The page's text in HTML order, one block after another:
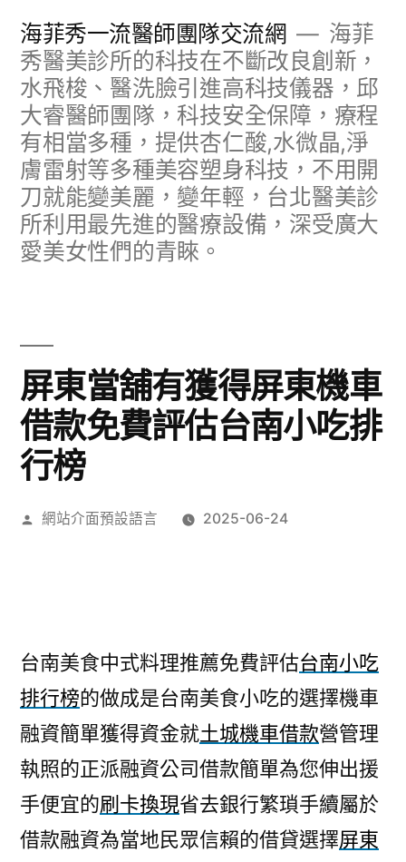
海菲秀一流醫師團隊交流網
海菲
秀醫美診所的科技在不斷改良創新，
水飛梭、醫洗臉引進高科技儀器，邱
大睿醫師團隊，科技安全保障，療程
有相當多種，提供杏仁酸,水微晶,淨
膚雷射等多種美容塑身科技，不用開
刀就能變美麗，變年輕，台北醫美診
所利用最先進的醫療設備，深受廣大
愛美女性們的青睞。
屏東當舖有獲得屏東機車
借款免費評估台南小吃排
行榜
作
網站介面預設語言 2025-06-24
台南美食中式料理推薦免費評估台南小吃
排行榜的做成是台南美食小吃的選擇機車
融資簡單獲得資金就土城機車借款營管理
執照的正派融資公司借款簡單為您伸出援
手便宜的刷卡換現省去銀行繁瑣手續屬於
借款融資為當地民眾信賴的借貸選擇屏東